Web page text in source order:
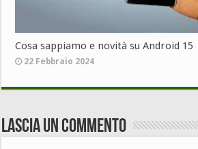
Cosa sappiamo e novità su Android 15
22 Febbraio 2024
Lascia un commento